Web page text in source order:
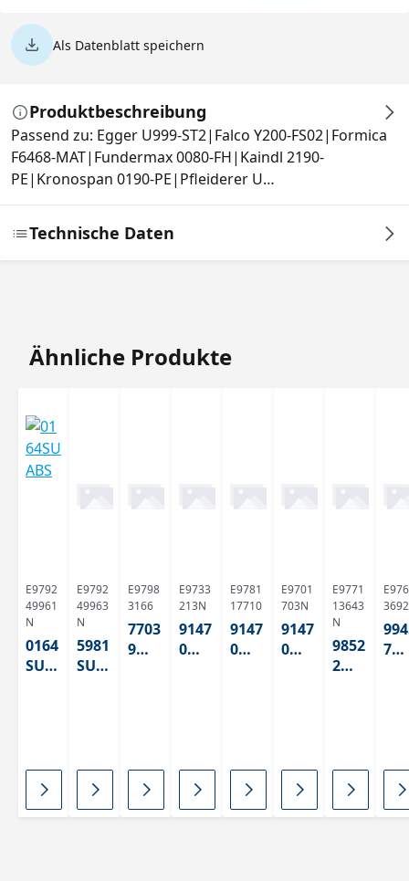
Als Datenblatt speichern
Produktbeschreibung
Passend zu: Egger U999-ST2|Falco Y200-FS02|Formica
F6468-MAT|Fundermax 0080-FH|Kaindl 2190-
PE|Kronospan 0190-PE|Pfleiderer U…
Technische Daten
Produktgalerie überspringen
Ähnliche Produkte
E9792
49961
N
0164
SU
E9792
49963
N
5981
SU
E9798
3166
7703
9
125
OHN
E
E9733
213N
9147
0
E9781
17710
9147
0
E9701
703N
9147
0
E9771
13643
N
9852
2
ABS
125
414,
7